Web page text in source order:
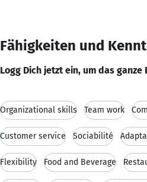
Fähigkeiten und
Logg Dich jetzt ein, um das ganze
Organizational skills Team work
Customer service Sociabilité
Flexibility Food and Beverage